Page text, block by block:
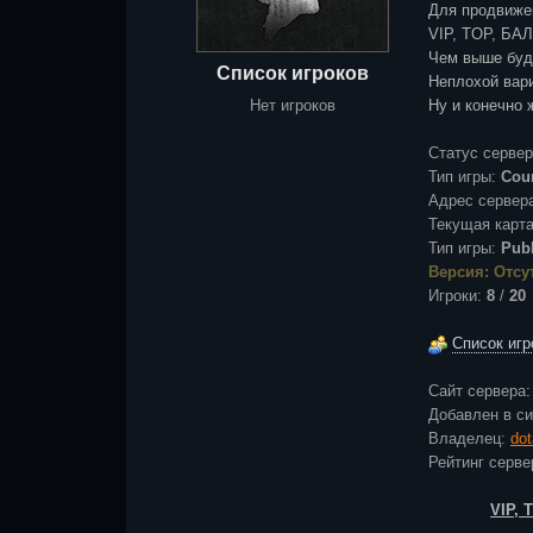
Список игроков
Нет игроков
Для
VIP, TOP,
Чем выше
Неплохой
Ну и конечно
Статус
Тип игры:
Адрес
Текущая
Тип игры:
Версия:
Игроки: 8 / 20
Список
Сайт
Добавлен в
Владелец:
Рейтинг
VIP,